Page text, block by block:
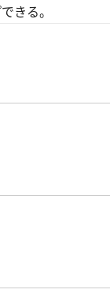
きる。